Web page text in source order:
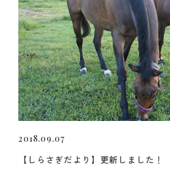
2018.09.07
【しらさぎだより】更新しました！